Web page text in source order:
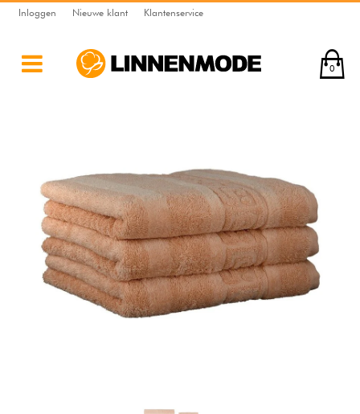
Inloggen Nieuwe klant Klantenservice
0